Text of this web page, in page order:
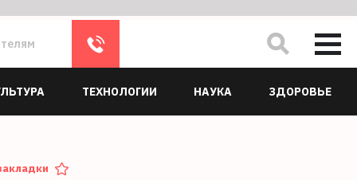
ТЕХНОЛОГИИ НАУКА ЗДОРОВЬЕ